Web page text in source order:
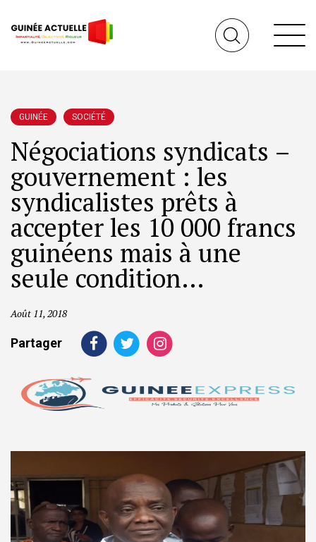
GUINÉE SOCIÉTÉ
Négociations syndicats –
gouvernement : les
syndicalistes prêts à
accepter les 10 000 francs
guinéens mais à une
seule condition…
Août 11, 2018
Partager